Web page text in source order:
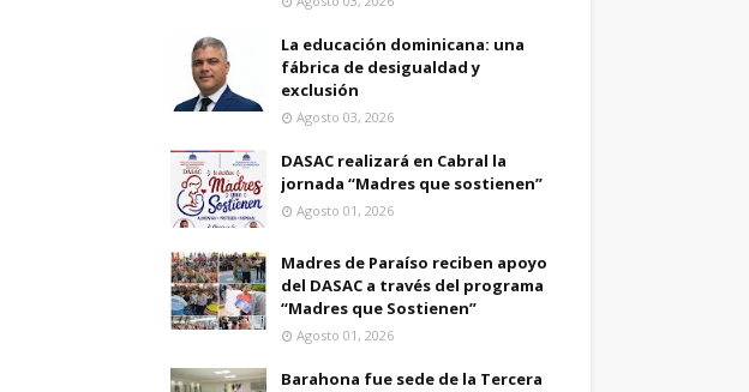
La educación dominicana: una
fábrica de desigualdad y
exclusión
Agosto 03, 2026
DASAC realizará en Cabral la
jornada “Madres que sostienen”
Agosto 01, 2026
Madres de Paraíso reciben apoyo
del DASAC a través del programa
“Madres que Sostienen”
Agosto 01, 2026
Barahona fue sede de la Tercera